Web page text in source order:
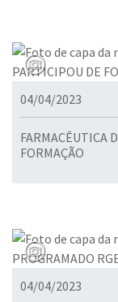
04/04/2023
FARMACÊUTICA
FORMAÇÃO
04/04/2023